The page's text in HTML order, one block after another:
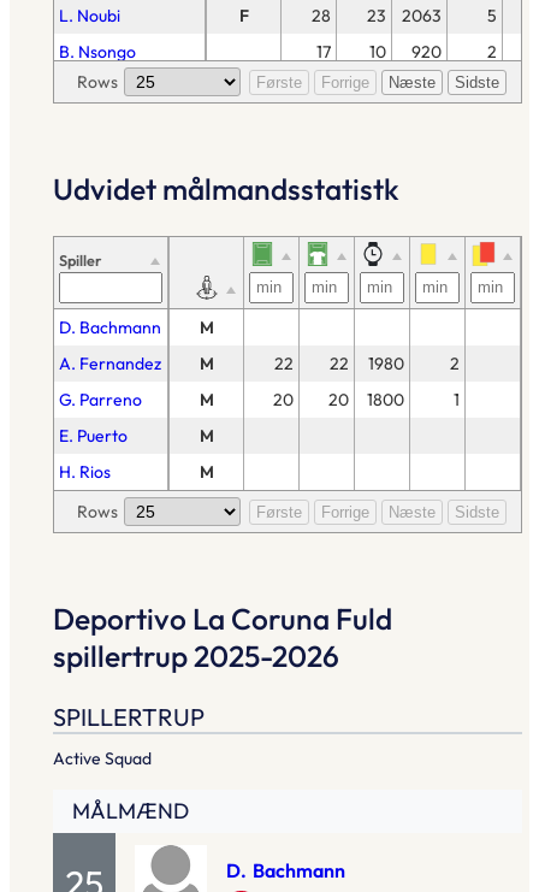
L. Noubi
F 28 23 2063
5
B. Nsongo
17 10 920
2
G. Quagliata
38 34 2875
9
Stoichkov
A 34 17
Rows Første Forrige Næste Sidste
Udvidet målmandsstatistk
Spiller
D. Bachmann
M
A. Fernandez
M 22 22 1980
2
G. Parreno
M 20 20 1800
1
E. Puerto
M
H. Rios
M
Rows
Første Forrige Næste Sidste
Deportivo La Coruna Fuld
spillertrup 2025-2026
SPILLERTRUP
Active Squad
MÅLMÆND
D. Bachmann